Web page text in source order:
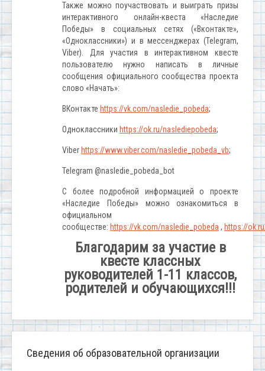
Также можно поучаствовать и выиграть призы
интерактивного онлайн-квеста «Наследие
Победы» в социальных сетях («Вконтакте»,
«Одноклассники») и в мессенджерах (Telegram,
Viber). Для участия в интерактивном квесте
пользователю нужно написать в личные
сообщения официального сообщества проекта
слово «Начать»:
ВКонтакте https://vk.com/nasledie_pobeda;
Одноклассники https://ok.ru/naslediepobeda;
Viber https://www.viber.com/nasledie_pobeda_vb;
Telegram @nasledie_pobeda_bot
С более подробной информацией о проекте
«Наследие Победы» можно ознакомиться в
официальном
сообществе: https://vk.com/nasledie_pobeda , https://
Благодарим за участие в
квесте классных
руководителей 1-11 классов,
родителей и обучающихся!!!
Сведения об образовательной организации